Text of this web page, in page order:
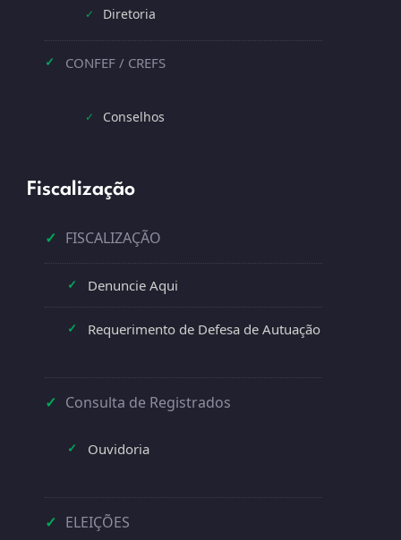
✓ Diretoria
✓ CONFEF / CREFS
✓ Conselhos
Fiscalização
✓ FISCALIZAÇÃO
✓ Denuncie Aqui
✓ Requerimento de Defesa de Autuação
✓ Consulta de Registrados
✓ Ouvidoria
✓ ELEIÇÕES